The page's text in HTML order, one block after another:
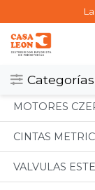
Categorías
Todos
MOTORES
CINTAS
VALVULAS